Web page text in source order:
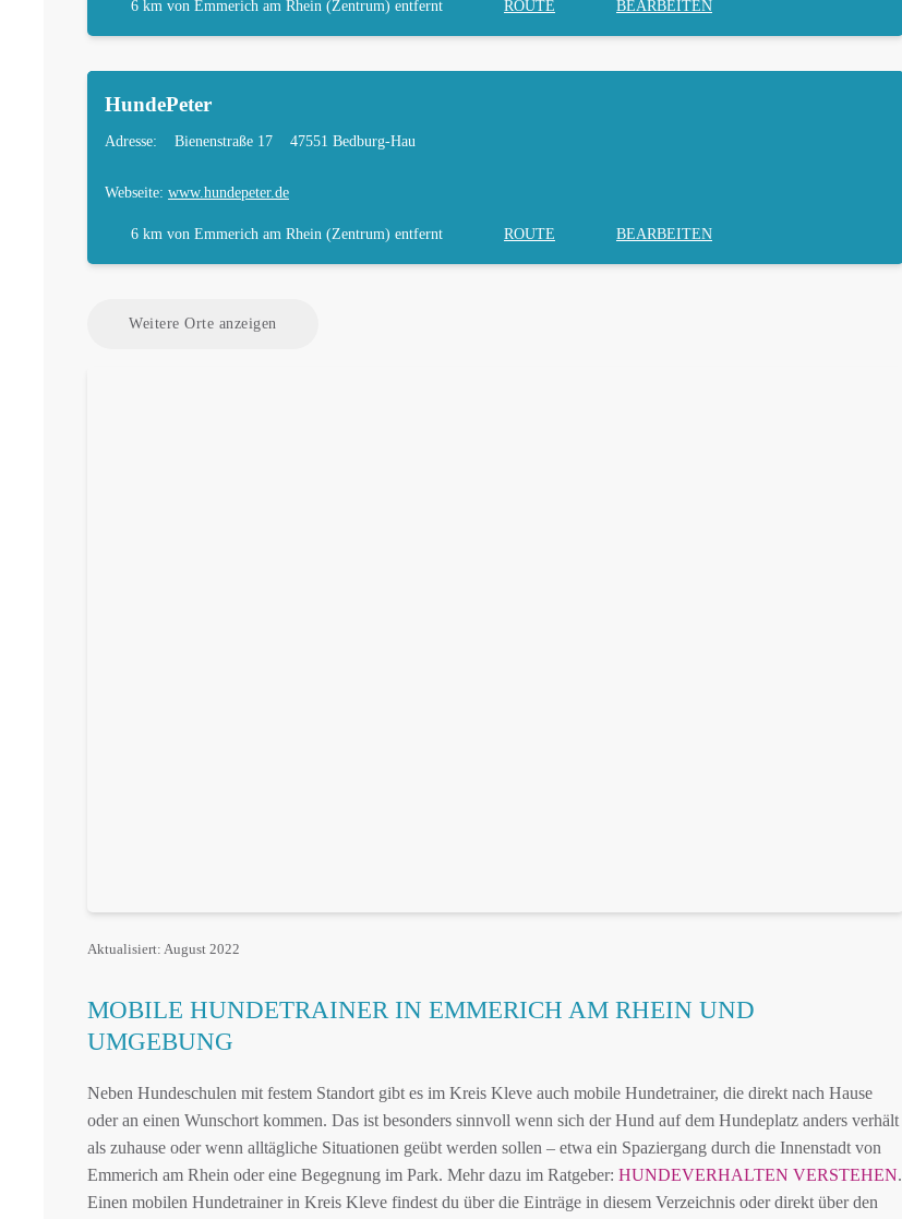
6 km von Emmerich am Rhein (Zentrum) entfernt ROUTE BEARBEITEN
HundePeter
Adresse: Bienenstraße 17 47551 Bedburg-Hau
Webseite: www.hundepeter.de
6 km von Emmerich am Rhein (Zentrum) entfernt ROUTE BEARBEITEN
Weitere Orte anzeigen
Aktualisiert: August 2022
MOBILE HUNDETRAINER IN EMMERICH AM RHEIN UND
UMGEBUNG
Neben Hundeschulen mit festem Standort gibt es im Kreis Kleve auch mobile Hundetrainer, die direkt nach Hause
oder an einen Wunschort kommen. Das ist besonders sinnvoll wenn sich der Hund auf dem Hundeplatz anders verhält
als zuhause oder wenn alltägliche Situationen geübt werden sollen – etwa ein Spaziergang durch die Innenstadt von
Emmerich am Rhein oder eine Begegnung im Park. Mehr dazu im Ratgeber: HUNDEVERHALTEN VERSTEHEN.
Einen mobilen Hundetrainer in Kreis Kleve findest du über die Einträge in diesem Verzeichnis oder direkt über den